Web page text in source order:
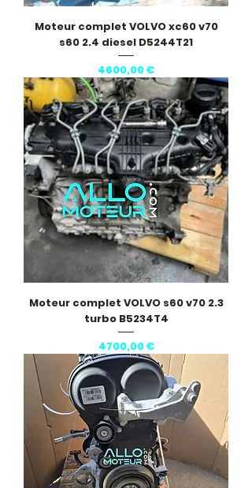
Moteur complet VOLVO xc60 v70
s60 2.4 diesel D5244T21
Precio
4600,00 €
Moteur complet VOLVO s60 v70 2.3
turbo B5234T4
Precio
4700,00 €